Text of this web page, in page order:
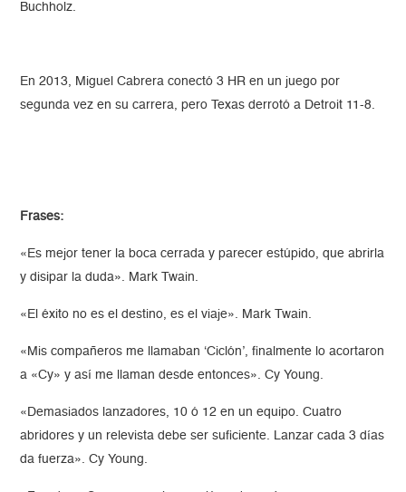
Buchholz.
En 2013, Miguel Cabrera conectó 3 HR en un juego por
segunda vez en su carrera, pero Texas derrotó a Detroit 11-8.
Frases:
«Es mejor tener la boca cerrada y parecer estúpido, que abrirla
y disipar la duda». Mark Twain.
«El éxito no es el destino, es el viaje». Mark Twain.
«Mis compañeros me llamaban ‘Ciclón’, finalmente lo acortaron
a «Cy» y así me llaman desde entonces». Cy Young.
«Demasiados lanzadores, 10 ó 12 en un equipo. Cuatro
abridores y un relevista debe ser suficiente. Lanzar cada 3 días
da fuerza». Cy Young.